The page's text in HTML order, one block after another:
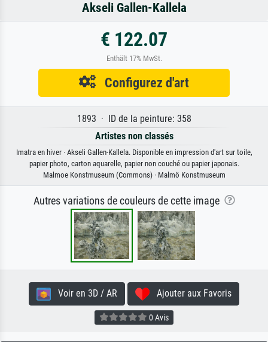
Akseli Gallen-Kallela
€ 122.07
Enthält 17% MwSt.
Configurez d'art
1893 · ID de la peinture: 358
Artistes non classés
Imatra en hiver · Akseli Gallen-Kallela. Disponible en impression d'art sur toile,
papier photo, carton aquarelle, papier non couché ou papier japonais.
Malmoe Konstmuseum (Commons) · Malmö Konstmuseum
Autres variations de couleurs de cette image
Voir en 3D / AR Ajouter aux Favoris
0 Avis